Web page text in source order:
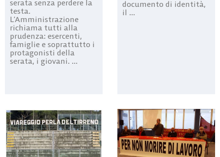
serata senza perdere la
testa.
L’Amministrazione
richiama tutti alla
prudenza: esercenti,
famiglie e soprattutto i
protagonisti della
serata, i giovani. ...
documento di identità,
il ...